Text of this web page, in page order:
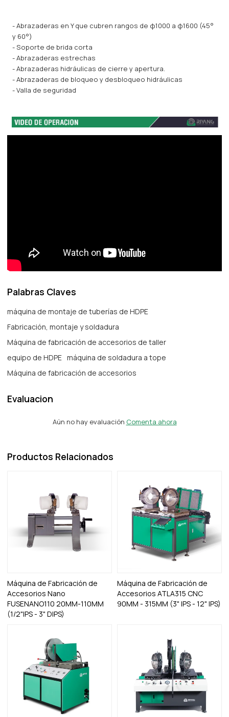
- Abrazaderas en Y que cubren rangos de φ1000 a φ1600 (45°
y 60°)
- Soporte de brida corta
- Abrazaderas estrechas
- Abrazaderas hidráulicas de cierre y apertura.
- Abrazaderas de bloqueo y desbloqueo hidráulicas
- Valla de seguridad
Palabras Claves
máquina de montaje de tuberías de HDPE
Fabricación, montaje y soldadura
Máquina de fabricación de accesorios de taller
equipo de HDPE máquina de soldadura a tope
Máquina de fabricación de accesorios
Evaluacion
Aún no hay evaluación Comenta ahora
Productos Relacionados
Máquina de Fabricación de
Accesorios Nano
FUSENANO110 20MM-110MM
(1/2"IPS - 3" DIPS)
Máquina de Fabricación de
Accesorios ATLA315 CNC
90MM - 315MM (3" IPS - 12" IPS)